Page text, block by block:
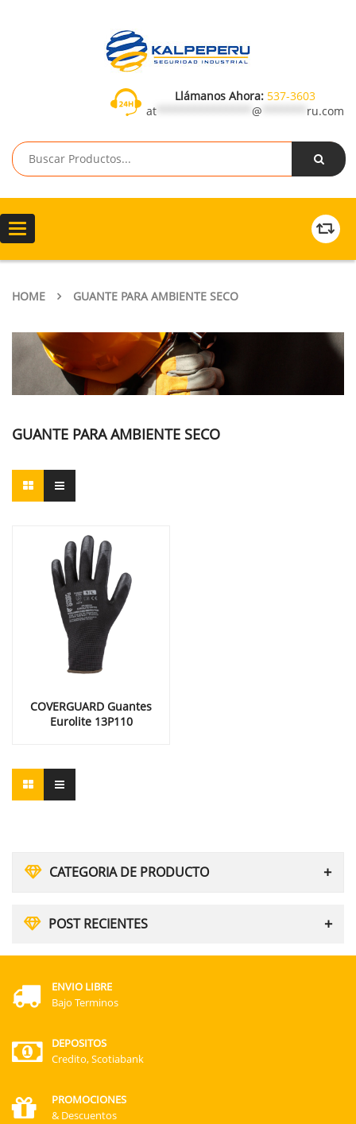
Llámanos Ahora: 537-3603
at
@ ru.com
Toggle
navigation
HOME GUANTE PARA AMBIENTE SECO
CATEGORIA DE PRODUCTO
POST RECIENTES
GUANTE PARA AMBIENTE SECO
COVERGUARD Guantes
Eurolite 13P110
ENVIO LIBRE
Bajo Terminos
DEPOSITOS
Credito, Scotiabank
PROMOCIONES
& Descuentos